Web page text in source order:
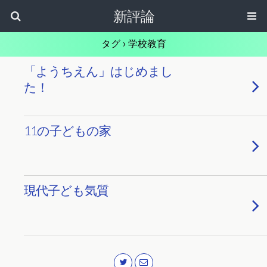
新評論
タグ › 学校教育
「ようちえん」はじめまし
た！
11の子どもの家
現代子ども気質